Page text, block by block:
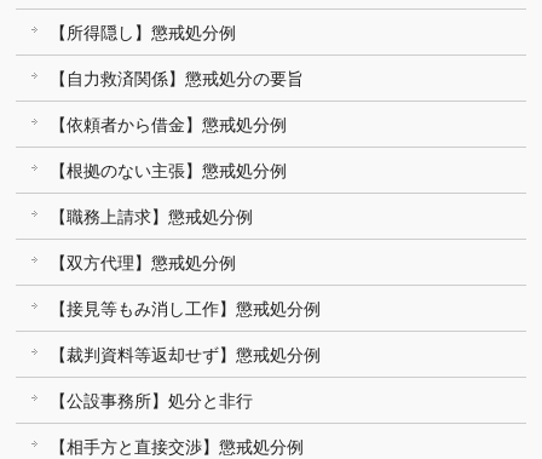
【所得隠し】懲戒処分例
【自力救済関係】懲戒処分の要旨
【依頼者から借金】懲戒処分例
【根拠のない主張】懲戒処分例
【職務上請求】懲戒処分例
【双方代理】懲戒処分例
【接見等もみ消し工作】懲戒処分例
【裁判資料等返却せず】懲戒処分例
【公設事務所】処分と非行
【相手方と直接交渉】懲戒処分例